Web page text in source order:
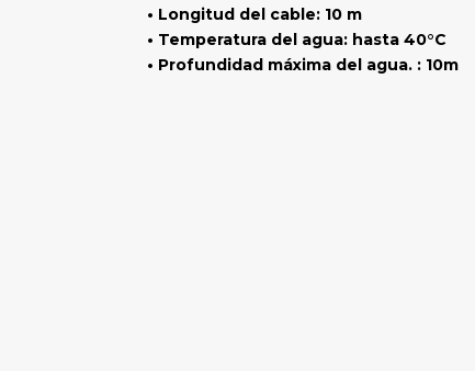
• Longitud del cable: 10 m
• Temperatura del agua: hasta 40°C
• Profundidad máxima del agua. : 10m